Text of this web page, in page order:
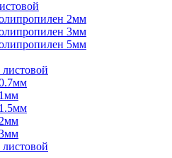
2мм
3мм
5мм